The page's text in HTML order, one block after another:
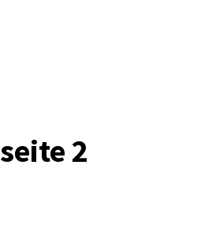
seite 2